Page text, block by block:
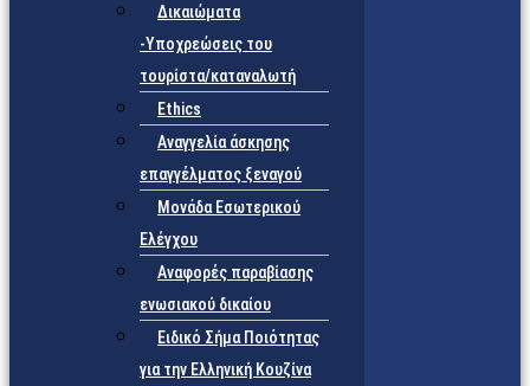
Δικαιώματα
-Υποχρεώσεις του
τουρίστα/καταναλωτή
Ethics
Αναγγελία άσκησης
επαγγέλματος ξεναγού
Μονάδα Εσωτερικού
Ελέγχου
Αναφορές παραβίασης
ενωσιακού δικαίου
Ειδικό Σήμα Ποιότητας
για την Ελληνική Κουζίνα